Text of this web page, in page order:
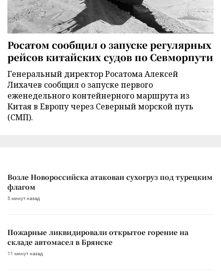
Росатом сообщил о запуске регулярных
рейсов китайских судов по Севморпути
Генеральный директор Росатома Алексей
Лихачев сообщил о запуске первого
еженедельного контейнерного маршрута из
Китая в Европу через Северный морской путь
(СМП).
Возле Новороссийска атакован сухогруз под турецким
флагом
5 минут назад
Пожарные ликвидировали открытое горение на
складе автомасел в Брянске
11 минут назад